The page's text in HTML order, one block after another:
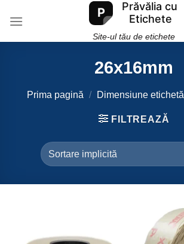
Site-ul tău de etichete
26x16mm
Prima pagină / Dimensiune etichetă
FILTREAZĂ